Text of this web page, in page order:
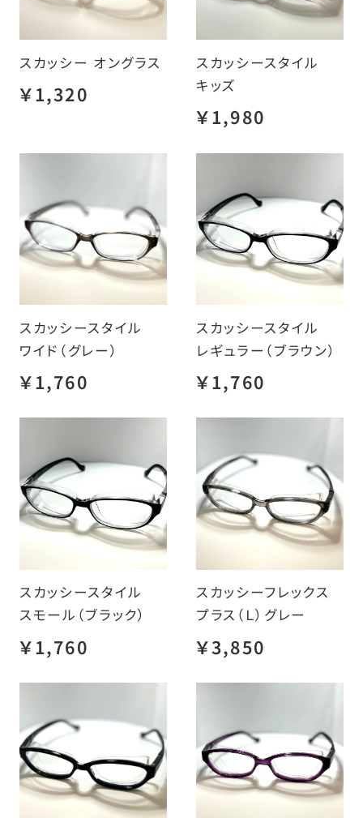
スカッシー オングラス
￥1,320
スカッシースタイル
キッズ
￥1,980
スカッシースタイル
ワイド（グレー）
￥1,760
スカッシースタイル
レギュラー（ブラウン）
￥1,760
スカッシースタイル
スモール（ブラック）
￥1,760
スカッシーフレックス
プラス（Ｌ）グレー
￥3,850